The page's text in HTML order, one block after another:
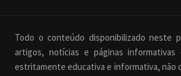
Todo o conteúdo disponibilizado neste
artigos, notícias e páginas
estritamente educativa e informativa, não